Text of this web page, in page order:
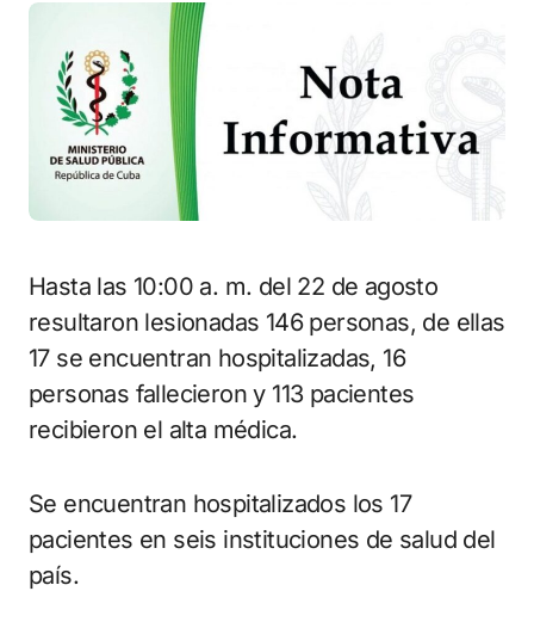
Hasta las 10:00 a. m. del 22 de agosto
resultaron lesionadas 146 personas, de ellas
17 se encuentran hospitalizadas, 16
personas fallecieron y 113 pacientes
recibieron el alta médica.
Se encuentran hospitalizados los 17
pacientes en seis instituciones de salud del
país.